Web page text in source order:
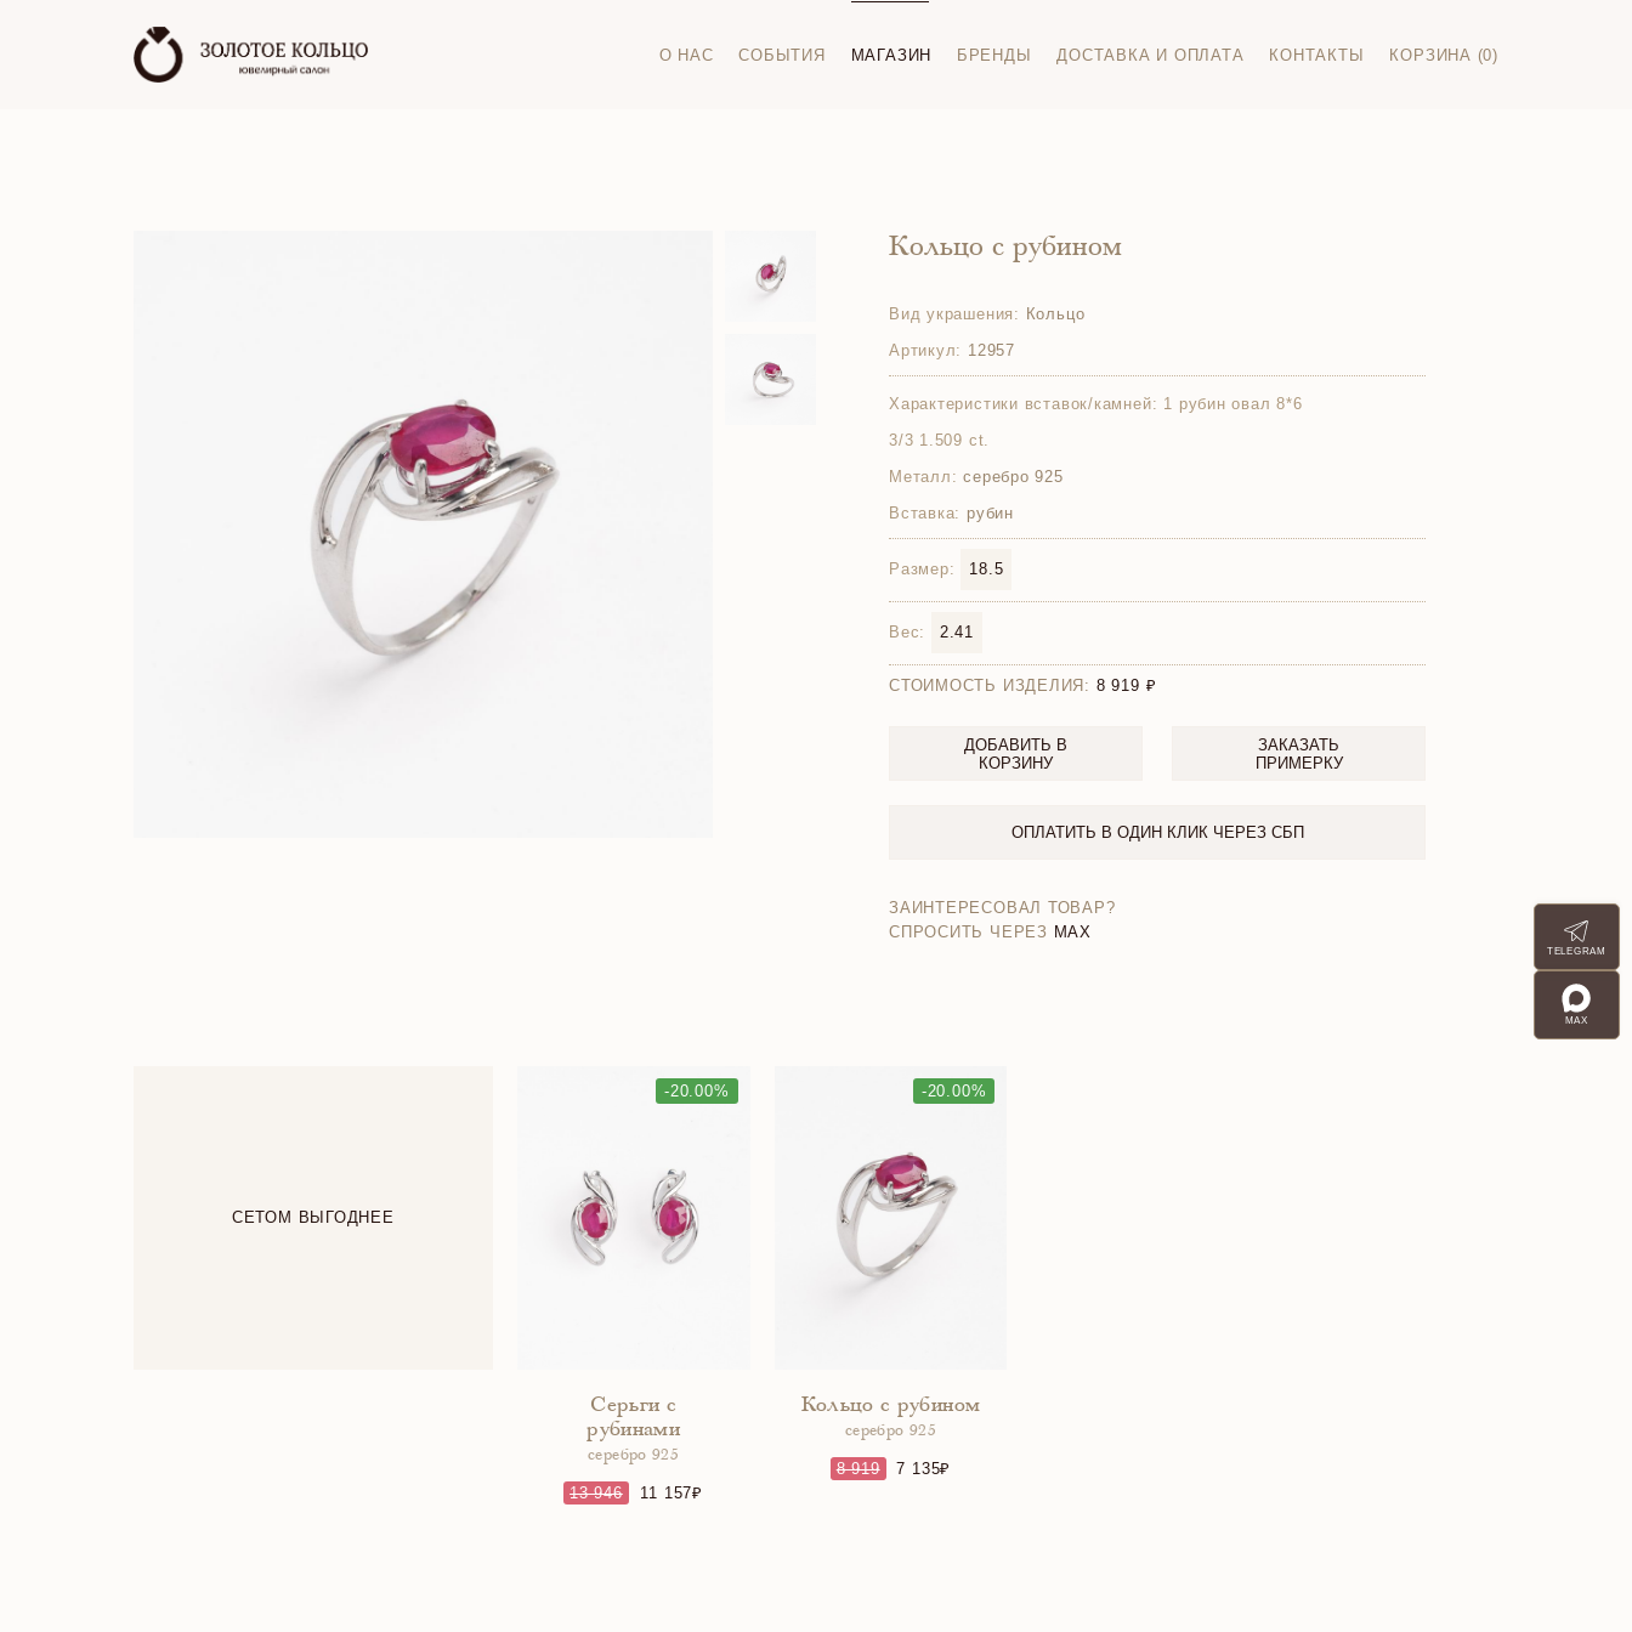
О НАС СОБЫТИЯ МАГАЗИН БРЕНДЫ ДОСТАВКА И ОПЛАТА КОНТАКТЫ КОРЗИНА (0)
Кольцо с рубином
Вид украшения: Кольцо
Артикул: 12957
Характеристики вставок/камней: 1 рубин овал 8*6
3/3 1.509 ct.
Металл: серебро 925
Вставка: рубин
Размер: 18.5
Вес: 2.41
СТОИМОСТЬ ИЗДЕЛИЯ: 8 919
ДОБАВИТЬ В
КОРЗИНУ
ЗАКАЗАТЬ
ПРИМЕРКУ
ОПЛАТИТЬ В ОДИН КЛИК ЧЕРЕЗ СБП
ЗАИНТЕРЕСОВАЛ ТОВАР?
СПРОСИТЬ ЧЕРЕЗ MAX
СЕТОМ ВЫГОДНЕЕ
-20.00%
Серьги с
рубинами
серебро 925
13 946 11 157
-20.00%
Кольцо с рубином
серебро 925
8 919 7 135
TELEGRAM
MAX